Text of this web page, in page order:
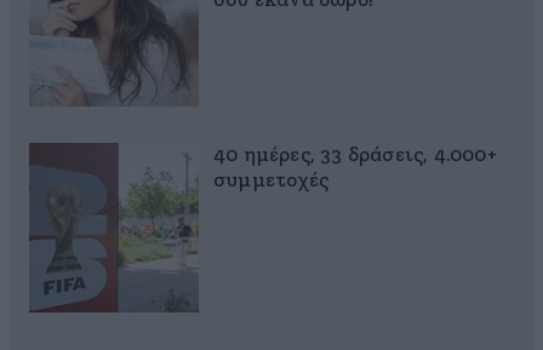
40 ημέρες, 33 δράσεις, 4.000+
συμμετοχές